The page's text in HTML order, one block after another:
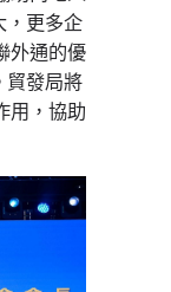
，更多企
外通的優
貿發局將
用，協助